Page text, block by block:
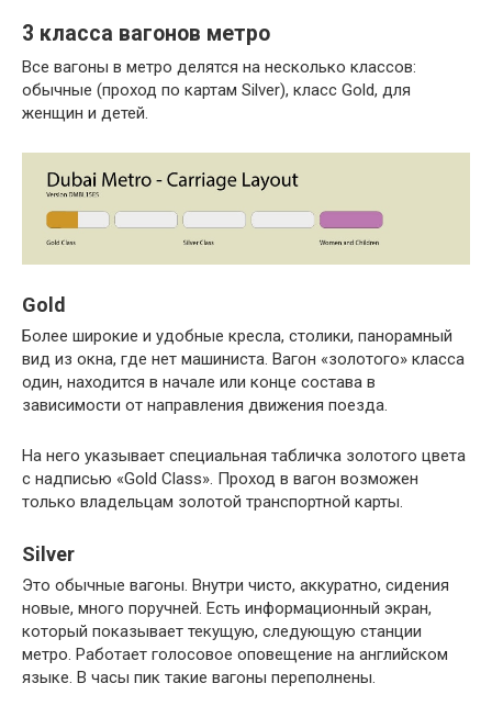
3 класса вагонов метро
Все вагоны в метро делятся на несколько классов:
обычные (проход по картам Silver), класс Gold, для
женщин и детей.
Gold
Более широкие и удобные кресла, столики, панорамный
вид из окна, где нет машиниста. Вагон «золотого» класса
один, находится в начале или конце состава в
зависимости от направления движения поезда.
На него указывает специальная табличка золотого цвета
с надписью «Gold Class». Проход в вагон возможен
только владельцам золотой транспортной карты.
Silver
Это обычные вагоны. Внутри чисто, аккуратно, сидения
новые, много поручней. Есть информационный экран,
который показывает текущую, следующую станции
метро. Работает голосовое оповещение на английском
языке. В часы пик такие вагоны переполнены.